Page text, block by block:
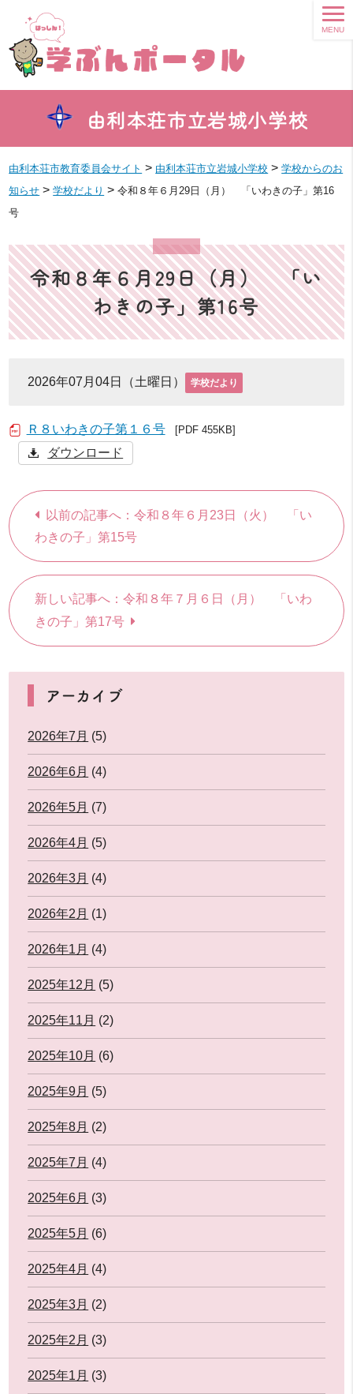
由利本荘市立岩城小学校
MENU
由利本荘市教育委員会サイト > 由利本荘市立岩城小学校 >学校からのお
知らせ >学校だより >令和８年６月29日（月） 「いわきの子」第16
号
令和８年６月29日（月） 「い
わきの子」第16号
2026年07月04日（土曜日） 学校だより
Ｒ８いわきの子第１６号 [PDF 455KB]
ダウンロード
以前の記事へ：令和８年６月23日（火） 「い
わきの子」第15号
新しい記事へ：令和８年７月６日（月） 「いわ
きの子」第17号
アーカイブ
2026年7月 (5)
2026年6月 (4)
2026年5月 (7)
2026年4月 (5)
2026年3月 (4)
2026年2月 (1)
2026年1月 (4)
2025年12月 (5)
2025年11月 (2)
2025年10月 (6)
2025年9月 (5)
2025年8月 (2)
2025年7月 (4)
2025年6月 (3)
2025年5月 (6)
2025年4月 (4)
2025年3月 (2)
2025年2月 (3)
2025年1月 (3)